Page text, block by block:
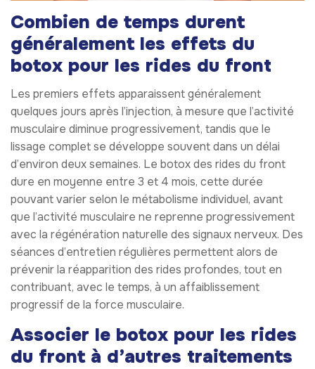
Combien de temps durent
généralement les effets du
botox pour les rides du front
Les premiers effets apparaissent généralement
quelques jours après l’injection, à mesure que l’activité
musculaire diminue progressivement, tandis que le
lissage complet se développe souvent dans un délai
d’environ deux semaines. Le botox des rides du front
dure en moyenne entre 3 et 4 mois, cette durée
pouvant varier selon le métabolisme individuel, avant
que l’activité musculaire ne reprenne progressivement
avec la régénération naturelle des signaux nerveux. Des
séances d’entretien régulières permettent alors de
prévenir la réapparition des rides profondes, tout en
contribuant, avec le temps, à un affaiblissement
progressif de la force musculaire.
Associer le botox pour les rides
du front à d’autres traitements